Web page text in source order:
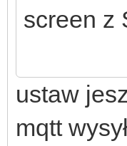
screen z
ustaw
mqtt